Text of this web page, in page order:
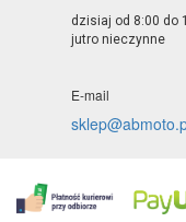
dzisiaj od 8:00 do
jutro nieczynne
E-mail